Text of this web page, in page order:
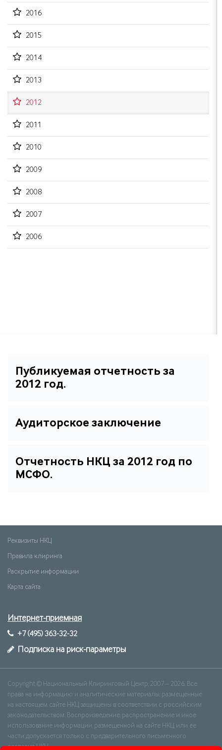
2016
2015
2014
2013
2012
2011
2010
2009
2008
2007
2006
Публикуемая отчетность за
2012 год.
Аудиторское заключение
Отчетность НКЦ за 2012 год по
МСФО.
Реквизиты НКЦ
Правила клиринга
Раскрытие информации
Карта сайта
Интернет-приемная
+7 (495) 363-32-32
Подписка на риск-параметры
Copyright © Национальный Клиринговый Центр, 2007 – 2026. Все
права на информацию и аналитические материалы, размещенные
на настоящем сайте НКЦ, защищены в соответствии с российским
законодательством. Воспроизведение, распространение и иное
использование информации, размещенной на сайте НКЦ, или ее
части допускается только с предварительного письменного
согласия НКЦ.